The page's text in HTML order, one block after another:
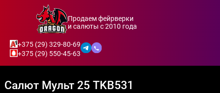
Продаем фейрверки
и салюты с 2010 года
+375 (29) 329-80-69
+375 (29) 550-45-63
Салют Мульт 25 TKB531